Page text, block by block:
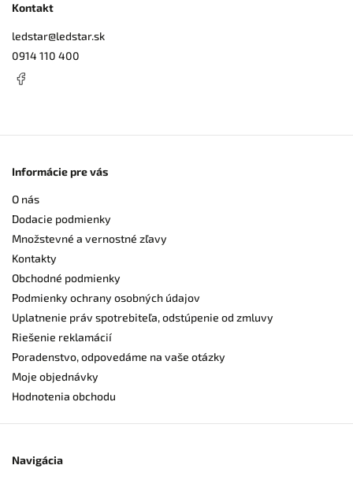
Kontakt
ledstar@ledstar.sk
0914 110 400
Informácie pre vás
O nás
Dodacie podmienky
Množstevné a vernostné zľavy
Kontakty
Obchodné podmienky
Podmienky ochrany osobných údajov
Uplatnenie práv spotrebiteľa, odstúpenie od zmluvy
Riešenie reklamácií
Poradenstvo, odpovedáme na vaše otázky
Moje objednávky
Hodnotenia obchodu
Navigácia